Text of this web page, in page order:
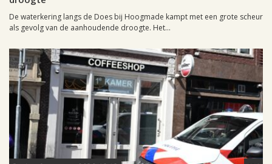
De waterkering langs de Does bij Hoogmade kampt met een grote scheur
als gevolg van de aanhoudende droogte. Het...